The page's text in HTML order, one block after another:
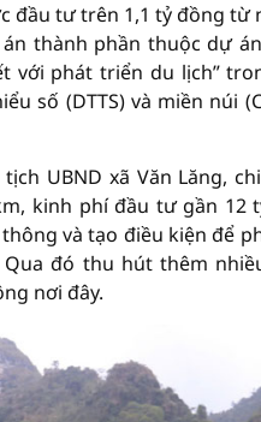
đầu tư trên 1,1 tỷ đồng
thành phần thuộc dự
với phát triển du lịch”
số (DTTS) và miền núi
UBND xã Văn Lăng,
kinh phí đầu tư gần
và tạo điều kiện để
đó thu hút thêm
nơi đây.